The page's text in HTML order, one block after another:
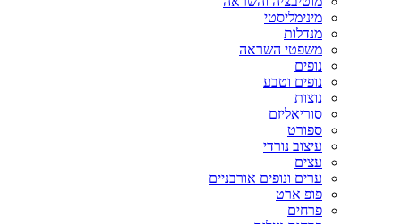
מינימליסטי
מנדלות
משפטי השראה
נופים
נופים וטבע
נוצות
סוריאליזם
ספורט
עיצוב נורדי
עצים
ערים ונופים אורבניים
פופ ארט
פרחים